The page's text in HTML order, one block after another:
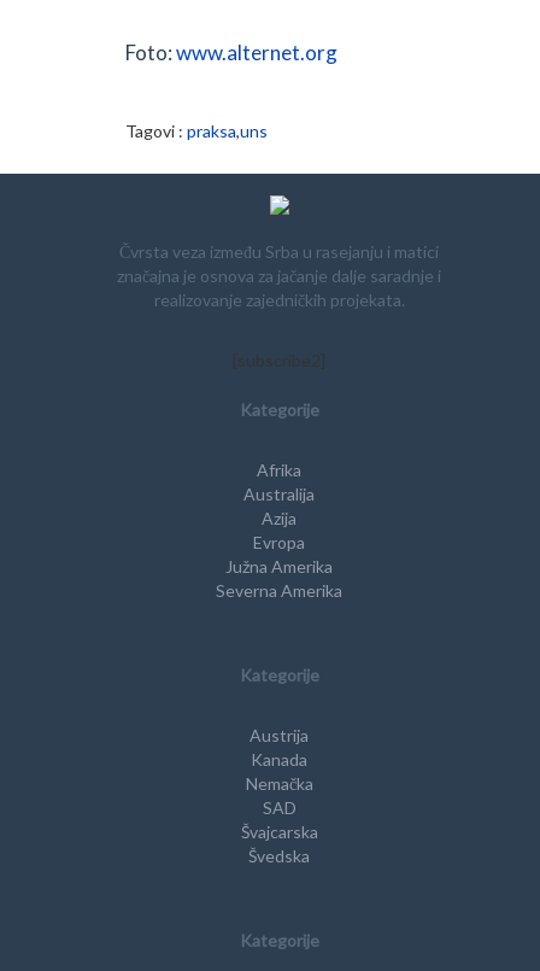
Foto:www.alternet.org
Tagovi : praksa,uns
Čvrsta veza između Srba u rasejanju i matici
značajna je osnova za jačanje dalje saradnje i
realizovanje zajedničkih projekata.
[subscribe2]
Kategorije
Afrika
Australija
Azija
Evropa
Južna Amerika
Severna Amerika
Kategorije
Austrija
Kanada
Nemačka
SAD
Švajcarska
Švedska
Kategorije